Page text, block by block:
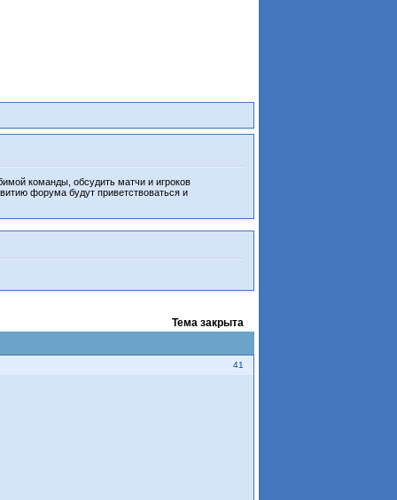
команды, обсудить матчи и игроков
форума будут приветствоваться и
Тема закрыта
41